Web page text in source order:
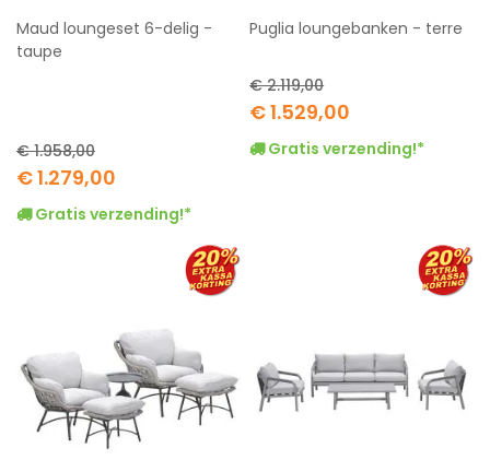
Maud loungeset 6-delig -
taupe
Special
Price
€ 1.279,00
€ 1.958,00
Gratis verzending!*
Puglia loungebanken - terre
Special
Price
€ 1.529,00
€ 2.119,00
Gratis verzending!*